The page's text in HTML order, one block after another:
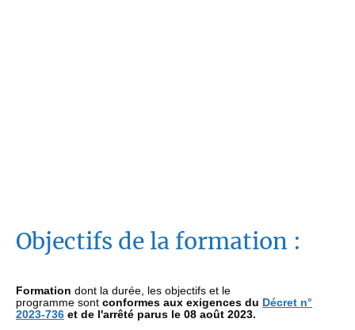
Objectifs de la formation :
Formation dont la durée, les objectifs et le
programme sont conformes aux exigences du Décret n°
2023-736 et de l'arrêté parus le 08 août 2023.